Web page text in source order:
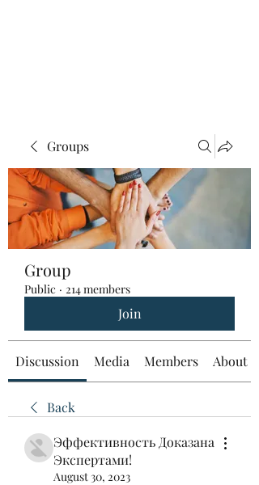
Groups
Group
Public · 214 members
Join
Discussion Media Members About
Back
Эффективность Доказана
Экспертами!
August 30, 2023